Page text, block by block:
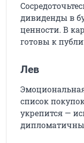
дивиденды в
ценности. В
готовы к
Лев
список
укрепится —